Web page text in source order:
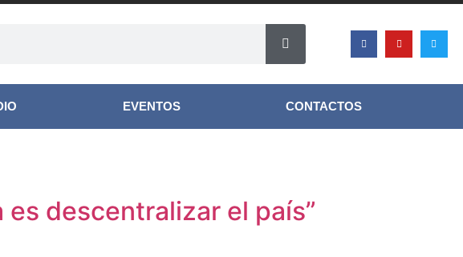
EVENTOS CONTACTOS
descentralizar el país”